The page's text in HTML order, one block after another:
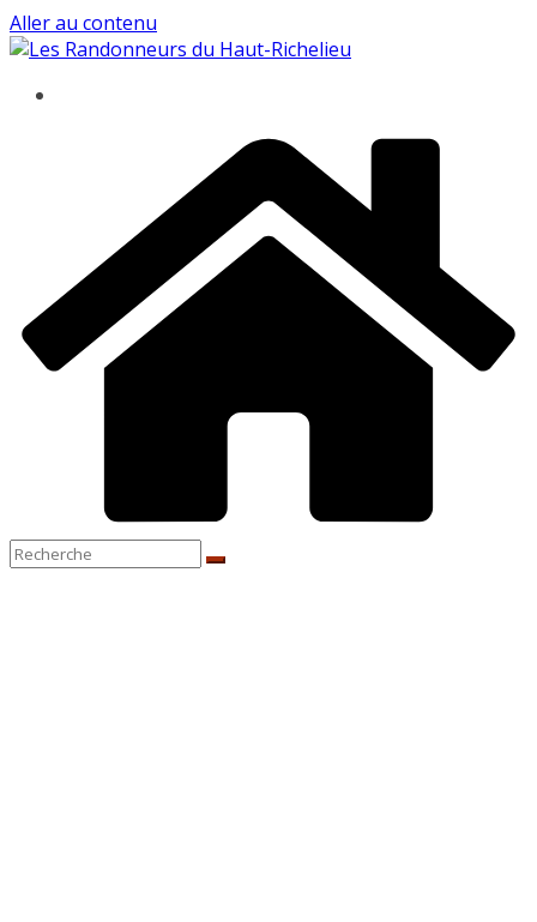
Aller au contenu